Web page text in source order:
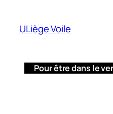
contenu
ULiège Voile
Pour être dans le